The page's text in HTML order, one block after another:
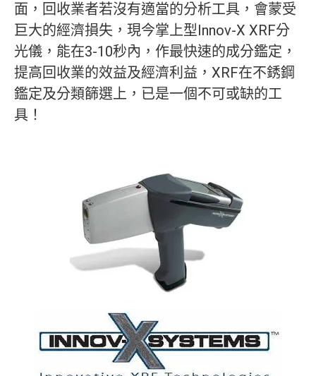
面，回收業者若沒有適當的分析工具，會蒙受
巨大的經濟損失，現今掌上型Innov-X XRF分
光儀，能在3-10秒內，作最快速的成分鑑定，
提高回收業的效益及經濟利益，XRF在不銹鋼
鑑定及分類篩選上，已是一個不可或缺的工
具！